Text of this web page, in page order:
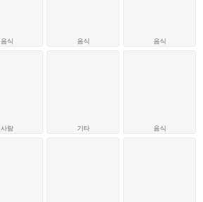
음식
사람
음식
기타
음식
음식